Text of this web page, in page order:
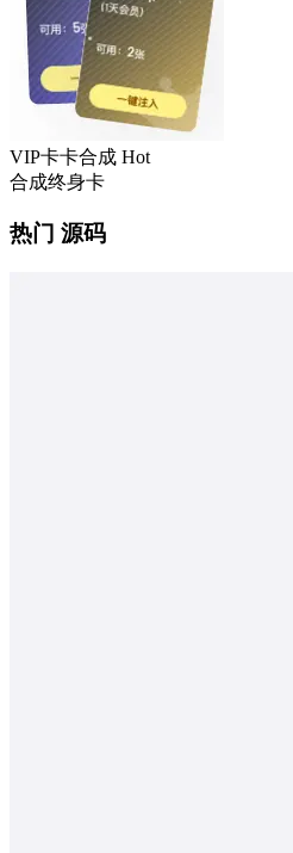
VIP卡卡合成 Hot
合成终身卡
热门 源码